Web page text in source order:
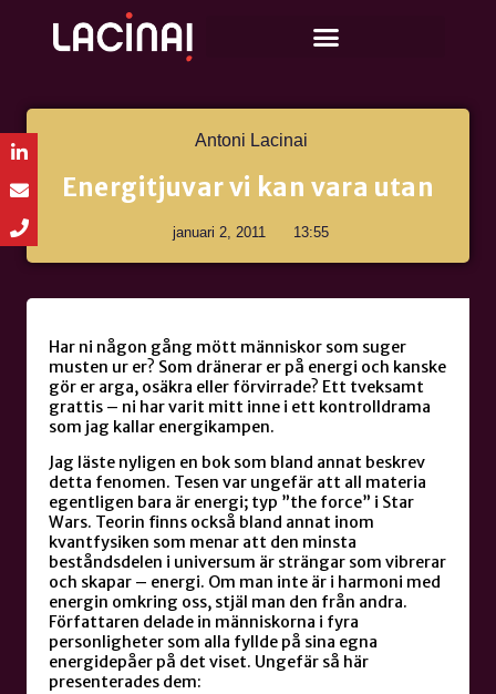
Antoni Lacinai
Energitjuvar vi kan vara utan
januari 2, 2011 13:55
Har ni någon gång mött människor som suger
musten ur er? Som dränerar er på energi och kanske
gör er arga, osäkra eller förvirrade? Ett tveksamt
grattis – ni har varit mitt inne i ett kontrolldrama
som jag kallar energikampen.
Jag läste nyligen en bok som bland annat beskrev
detta fenomen. Tesen var ungefär att all materia
egentligen bara är energi; typ ”the force” i Star
Wars. Teorin finns också bland annat inom
kvantfysiken som menar att den minsta
beståndsdelen i universum är strängar som vibrerar
och skapar – energi. Om man inte är i harmoni med
energin omkring oss, stjäl man den från andra.
Författaren delade in människorna i fyra
personligheter som alla fyllde på sina egna
energidepåer på det viset. Ungefär så här
presenterades dem: